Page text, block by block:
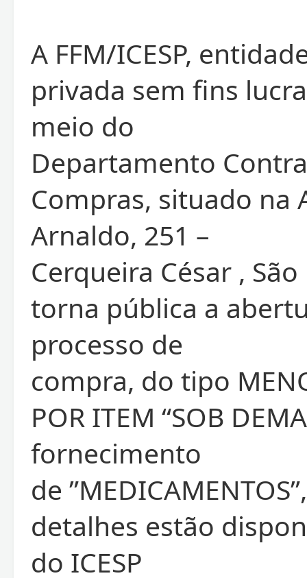
A FFM/ICESP,
privada sem fins
meio do
Departamento
Compras, situado na
Arnaldo, 251 –
Cerqueira César , São
torna pública a
processo de
compra, do tipo
POR ITEM “SOB
fornecimento
de
detalhes estão
do ICESP